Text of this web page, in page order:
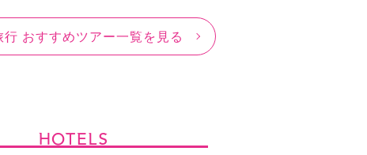
行 おすすめツアー一覧を見る
HOTELS